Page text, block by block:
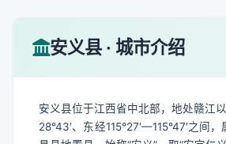
安义县 · 城市介绍
安义县位于江西省中北部，地处赣江
28°43′、东经115°27′—115°47′之